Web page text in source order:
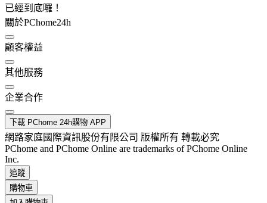
已經到底囉！
關於PChome24h
顧客權益
其他服務
企業合作
下載 PChome 24h購物 APP
網路家庭國際資訊股份有限公司 版權所有 轉載必究
PChome and PChome Online are trademarks of PChome Online
Inc.
追蹤
購物車